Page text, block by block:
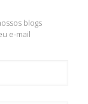
blogs
e-mail